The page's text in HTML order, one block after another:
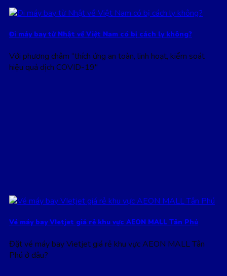
Đi máy bay từ Nhật về Việt Nam có bị cách ly không?
Với phương châm “thích ứng an toàn, linh hoạt, kiểm soát
hiệu quả dịch COVID-19″
Vé máy bay VIetjet giá rẻ khu vực AEON MALL Tân Phú
Đặt vé máy bay Vietjet giá rẻ khu vực AEON MALL Tân
Phú ở đâu?